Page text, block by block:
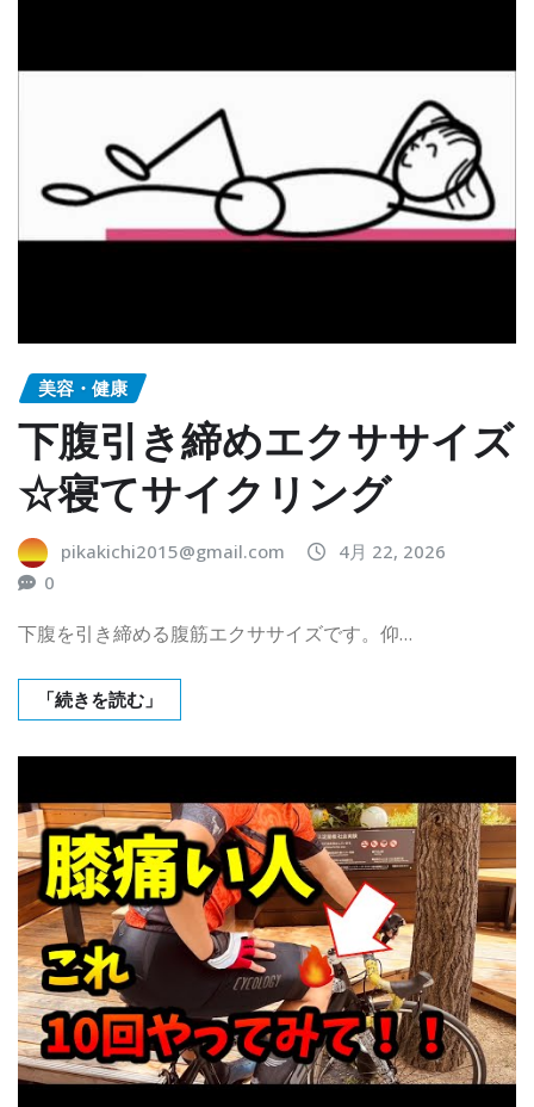
美容・健康
下腹引き締めエクササイズ
☆寝てサイクリング
pikakichi2015@gmail.com
4月 22, 2026
0
下腹を引き締める腹筋エクササイズです。仰…
「続きを読む」